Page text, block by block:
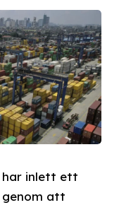
har inlett ett
genom att